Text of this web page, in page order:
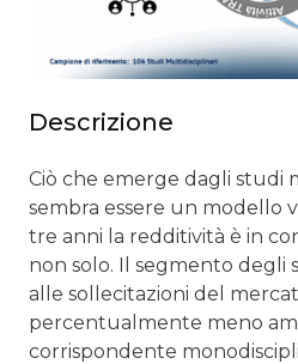
Descrizione
Ciò che emerge dagli studi
sembra essere un modello
tre anni la redditività è in
non solo. Il segmento degli
alle sollecitazioni del
percentualmente meno
corrispondente